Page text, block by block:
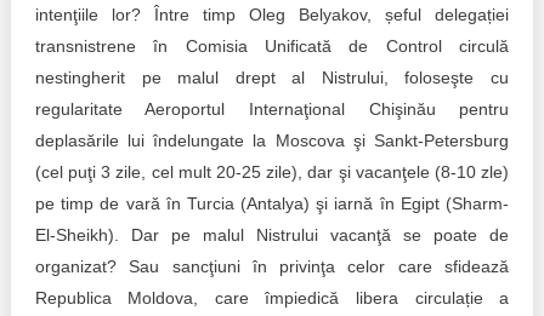
intenţiile lor? Între timp Oleg Belyakov, șeful delegației
transnistrene în Comisia Unificată de Control circulă
nestingherit pe malul drept al Nistrului, foloseşte cu
regularitate Aeroportul Internaţional Chişinău pentru
deplasările lui îndelungate la Moscova şi Sankt-Petersburg
(cel puţi 3 zile, cel mult 20-25 zile), dar şi vacanţele (8-10 zle)
pe timp de vară în Turcia (Antalya) şi iarnă în Egipt (Sharm-
El-Sheikh). Dar pe malul Nistrului vacanţă se poate de
organizat? Sau sancţiuni în privinţa celor care sfidează
Republica Moldova, care împiedică libera circulație a